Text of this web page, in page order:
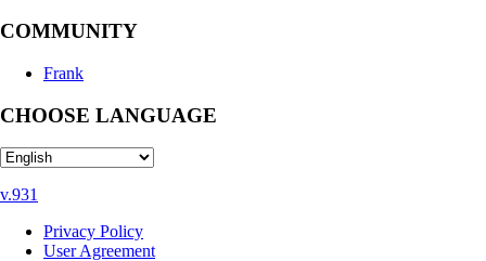
COMMUNITY
Frank
CHOOSE LANGUAGE
v.931
Privacy Policy
User Agreement